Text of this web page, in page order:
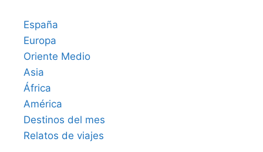
España
Europa
Oriente Medio
Asia
África
América
Destinos del mes
Relatos de viajes